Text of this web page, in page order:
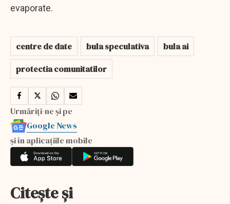
evaporate.
centre de date bula speculativa
bula ai
protectia comunitatilor
Urmăriți-ne și pe
Google News
și în aplicațiile mobile
Citește și